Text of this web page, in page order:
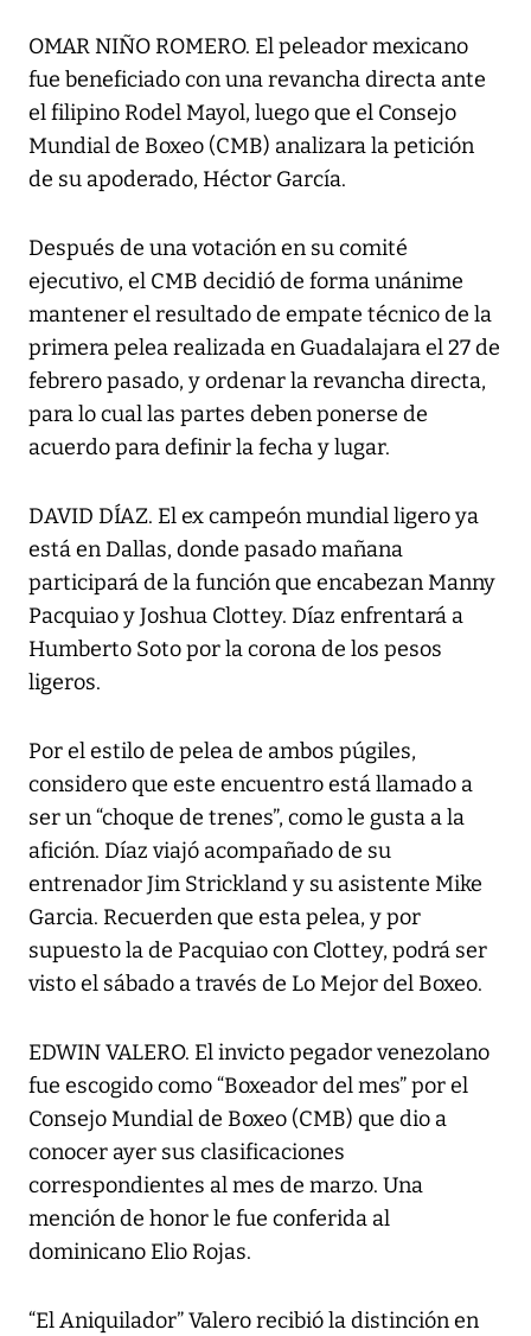
OMAR NIÑO ROMERO. El peleador mexicano
fue beneficiado con una revancha directa ante
el filipino Rodel Mayol, luego que el Consejo
Mundial de Boxeo (CMB) analizara la petición
de su apoderado, Héctor García.
Después de una votación en su comité
ejecutivo, el CMB decidió de forma unánime
mantener el resultado de empate técnico de la
primera pelea realizada en Guadalajara el 27 de
febrero pasado, y ordenar la revancha directa,
para lo cual las partes deben ponerse de
acuerdo para definir la fecha y lugar.
DAVID DÍAZ. El ex campeón mundial ligero ya
está en Dallas, donde pasado mañana
participará de la función que encabezan Manny
Pacquiao y Joshua Clottey. Díaz enfrentará a
Humberto Soto por la corona de los pesos
ligeros.
Por el estilo de pelea de ambos púgiles,
considero que este encuentro está llamado a
ser un “choque de trenes”, como le gusta a la
afición. Díaz viajó acompañado de su
entrenador Jim Strickland y su asistente Mike
Garcia. Recuerden que esta pelea, y por
supuesto la de Pacquiao con Clottey, podrá ser
visto el sábado a través de Lo Mejor del Boxeo.
EDWIN VALERO. El invicto pegador venezolano
fue escogido como “Boxeador del mes” por el
Consejo Mundial de Boxeo (CMB) que dio a
conocer ayer sus clasificaciones
correspondientes al mes de marzo. Una
mención de honor le fue conferida al
dominicano Elio Rojas.
“El Aniquilador” Valero recibió la distinción en